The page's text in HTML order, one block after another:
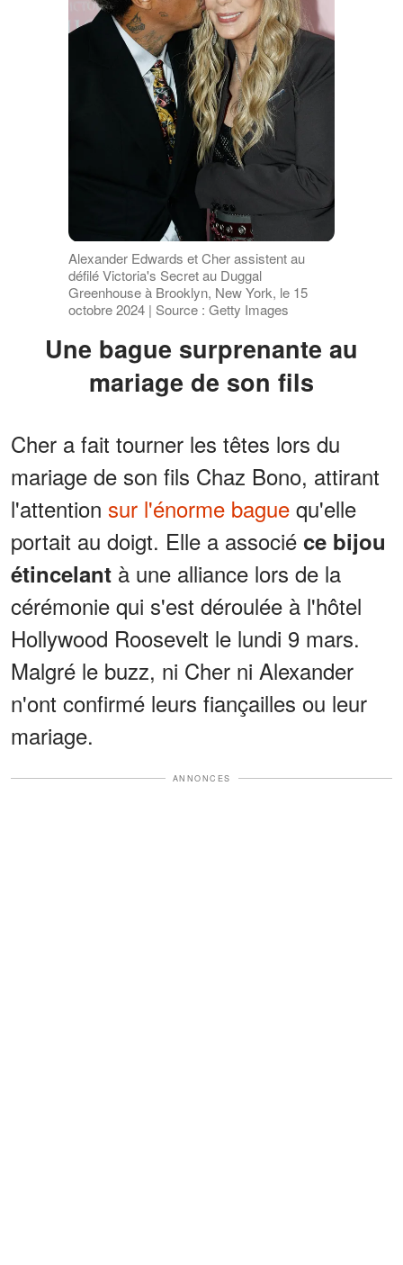
Alexander Edwards et Cher assistent au
défilé Victoria's Secret au Duggal
Greenhouse à Brooklyn, New York, le 15
octobre 2024 | Source : Getty Images
Une bague surprenante au
mariage de son fils
Cher a fait tourner les têtes lors du
mariage de son fils Chaz Bono, attirant
l'attention sur l'énorme bague qu'elle
portait au doigt. Elle a associé ce bijou
étincelant à une alliance lors de la
cérémonie qui s'est déroulée à l'hôtel
Hollywood Roosevelt le lundi 9 mars.
Malgré le buzz, ni Cher ni Alexander
n'ont confirmé leurs fiançailles ou leur
mariage.
ANNONCES